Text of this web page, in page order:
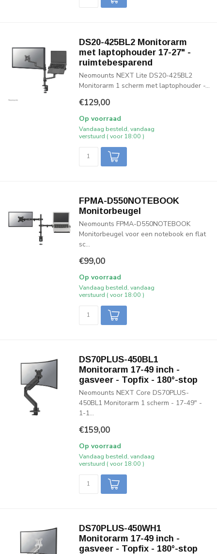
DS20-425BL2 Monitorarm
met laptophouder 17-27" -
ruimtebesparend
Neomounts NEXT Lite DS20-425BL2
Monitorarm 1 scherm met laptophouder -...
€129,00
Op voorraad
Vandaag besteld, vandaag
verstuurd ( voor 18:00 )
FPMA-D550NOTEBOOK
Monitorbeugel
Neomounts FPMA-D550NOTEBOOK
Monitorbeugel voor een notebook en flat
sc...
€99,00
Op voorraad
Vandaag besteld, vandaag
verstuurd ( voor 18:00 )
DS70PLUS-450BL1
Monitorarm 17-49 inch -
gasveer - Topfix - 180°-stop
Neomounts NEXT Core DS70PLUS-
450BL1 Monitorarm 1 scherm - 17-49" -
1-1...
€159,00
Op voorraad
Vandaag besteld, vandaag
verstuurd ( voor 18:00 )
DS70PLUS-450WH1
Monitorarm 17-49 inch -
gasveer - Topfix - 180°-stop